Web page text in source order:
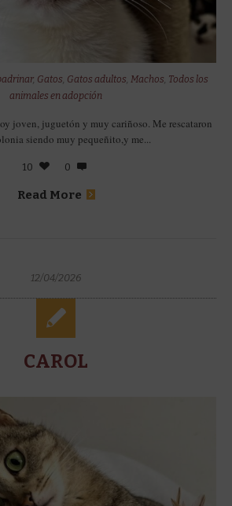
, Gatos Gatos adultos Machos Todos los
animales en adopción
joven, juguetón y muy cariñoso. Me rescataron
siendo muy pequeñito,y me...
10 0
Read More
12/04/2026
CAROL